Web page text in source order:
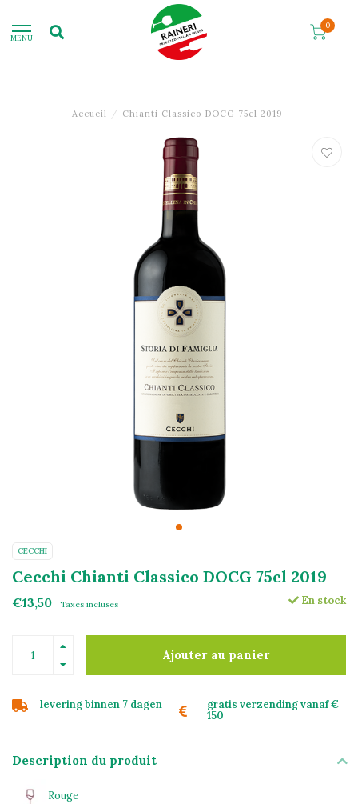
MENU
0
Accueil / Chianti Classico DOCG 75cl 2019
CECCHI
Cecchi Chianti Classico DOCG 75cl 2019
€13,50 Taxes incluses En stock
Ajouter au panier
levering binnen 7 dagen
gratis verzending vanaf €
150
Description du produit
Rouge